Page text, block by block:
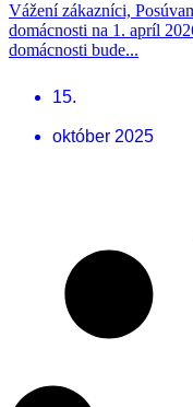
Vážení zákazníci,
domácnosti na 1. apríl
domácnosti bude...
15.
október 2025